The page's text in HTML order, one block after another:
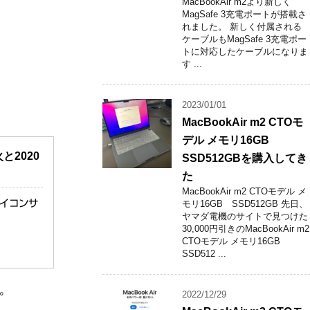
と2020
コンサ
MagSafe 3充電ポートが搭載さ
れました。 新しく付属される
ケーブルもMagSafe 3充電ポー
トに対応したケーブルになりま
す ...
2023/01/01
MacBookAir m2 CTOモ
デル メモリ16GB
SSD512GBを購入してき
た
MacBookAir m2 CTOモデル メ
モリ16GB SSD512GB 先日、
ヤマダ電機のサイトで見つけた
30,000円引きのMacBookAir m2
CTOモデル メモリ16GB
SSD512 ...
2022/12/29